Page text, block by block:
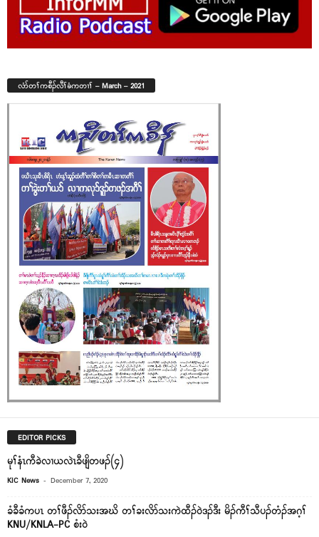
လံာ်တၢ်ကစီၣ်လီၢ်ခံကတၢၢ် – March – 2021
EDITOR PICKS
မုၢ်နံၤကီခဲလၢယလဲၤခီဖျိတဖၣ်(၄)
KIC News - December 7, 2020
ခံခီခံကပၤ တၢ်ဖီၣ်လိာ်သးအဃိ တၢ်ခးလိာ်သးကဲထီၣ်၀ဲဒၣ်ဒီး မိၣ်ကီၢ်သီပၣ်တံၣ်အဂ့ၢ်
KNU/KNLA-PC စံး၀ဲ